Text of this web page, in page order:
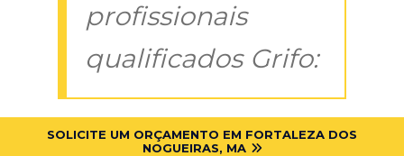
profissionais
qualificados Grifo:
SOLICITE UM ORÇAMENTO EM FORTALEZA DOS
NOGUEIRAS, MA